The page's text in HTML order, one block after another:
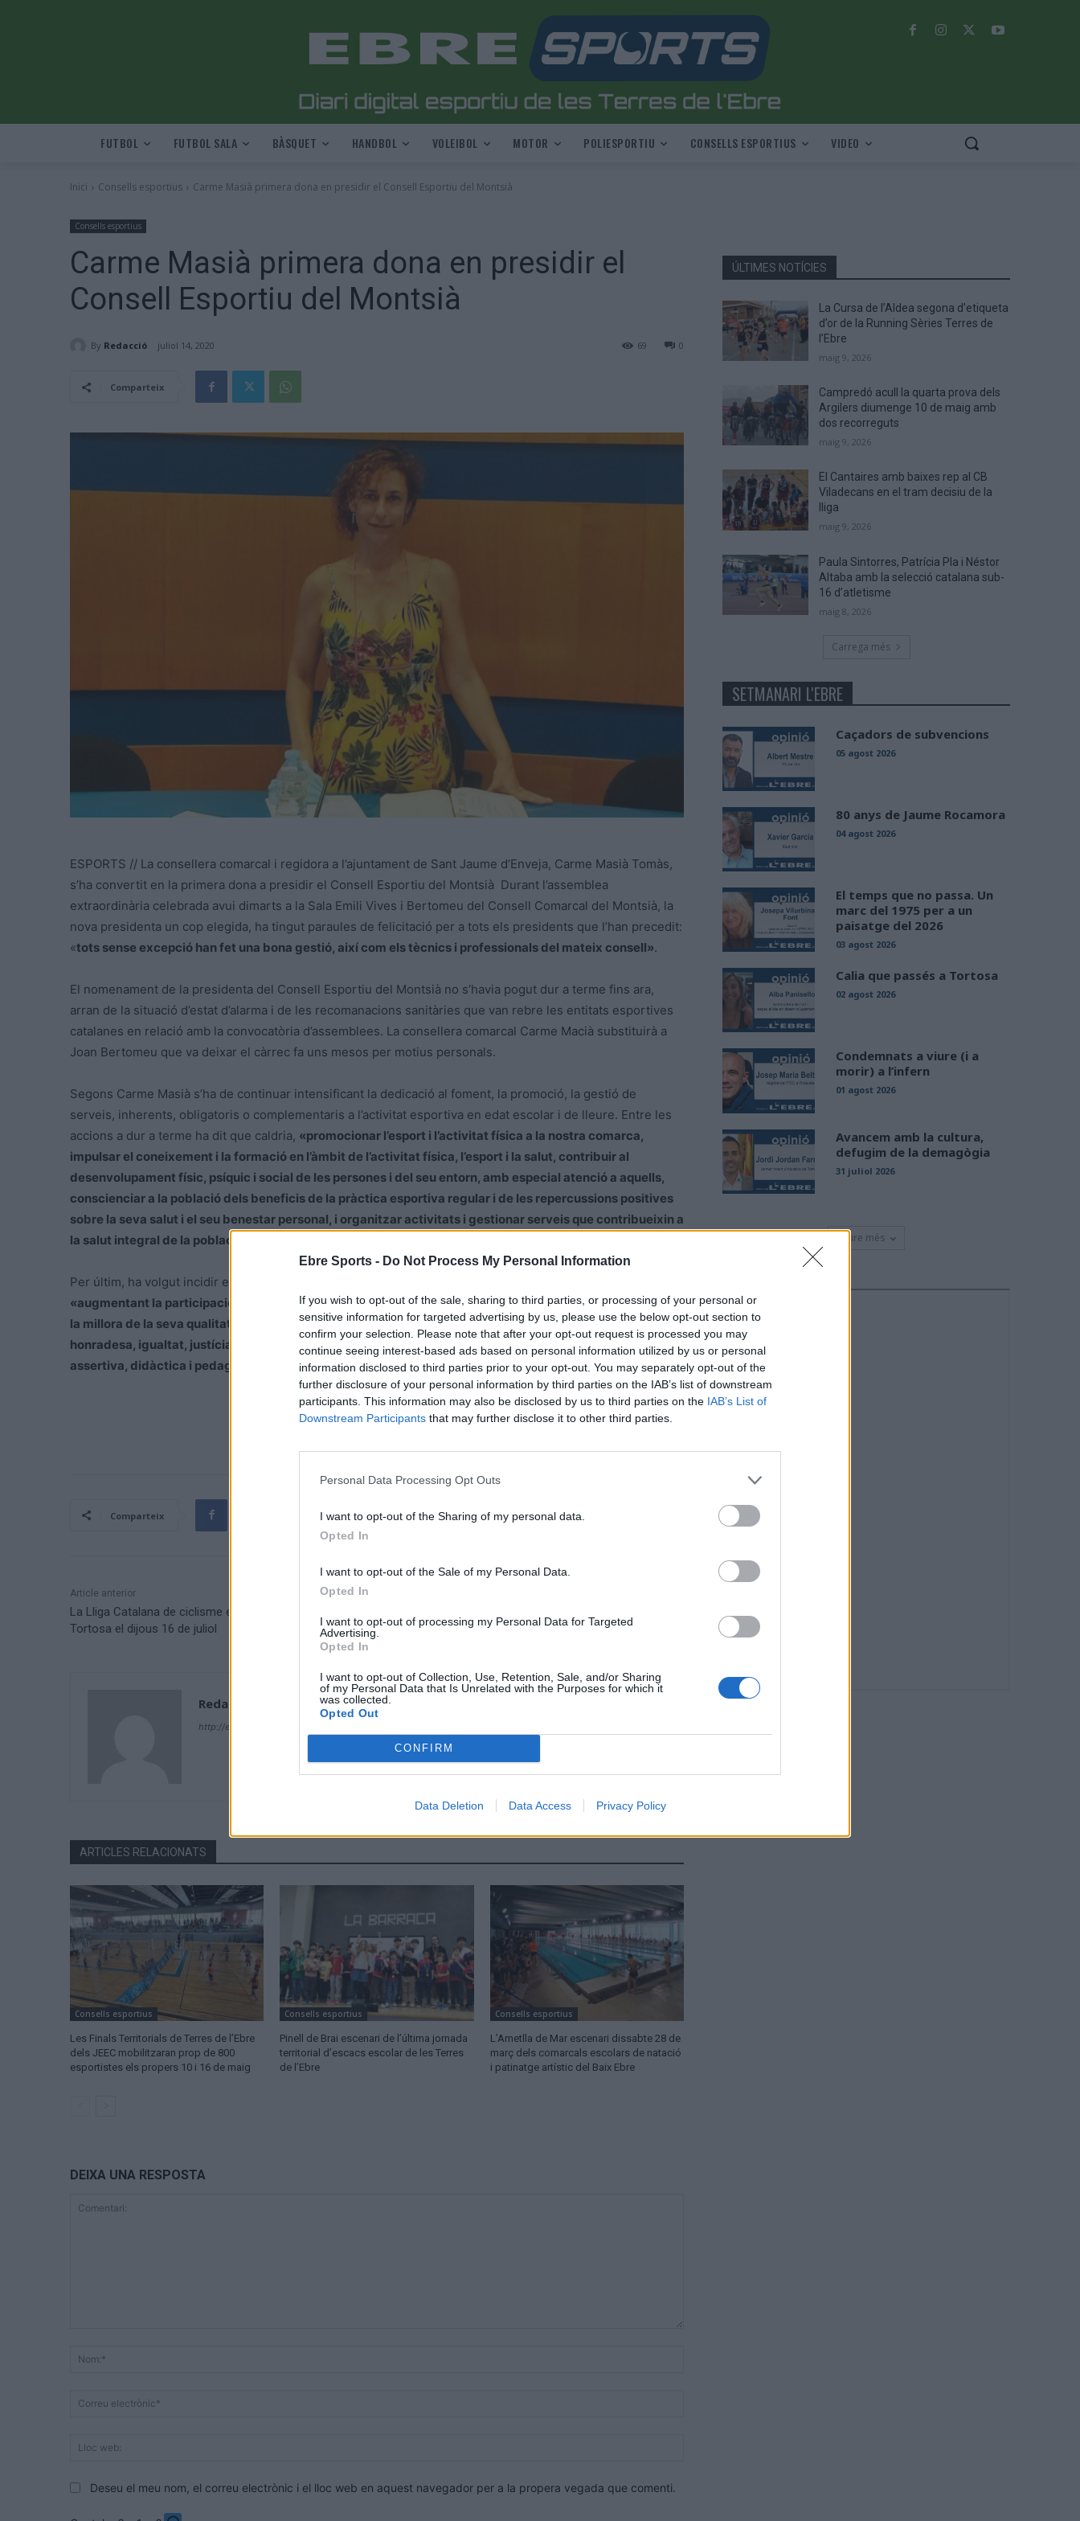
Ebre Sports - Do Not Process My Personal Information
If you wish to opt-out of the sale, sharing to third parties, or processing of your personal or
sensitive information for targeted advertising by us, please use the below opt-out section to
confirm your selection. Please note that after your opt-out request is processed you may
continue seeing interest-based ads based on personal information utilized by us or personal
information disclosed to third parties prior to your opt-out. You may separately opt-out of the
further disclosure of your personal information by third parties on the IAB’s list of downstream
participants. This information may also be disclosed by us to third parties on the IAB’s List of
Downstream Participants that may further disclose it to other third parties.
Personal Data Processing Opt Outs
I want to opt-out of the Sharing of my personal data.
Opted In
I want to opt-out of the Sale of my Personal Data.
Opted In
I want to opt-out of processing my Personal Data for Targeted
Advertising.
Opted In
I want to opt-out of Collection, Use, Retention, Sale, and/or Sharing
of my Personal Data that Is Unrelated with the Purposes for which it
was collected.
Opted Out
CONFIRM
Data Deletion Data Access Privacy Policy
FUTBOL FUTBOL SALA BÀSQUET HANDBOL VOLEIBOL MOTOR POLIESPORTIU CONSELLS ESPORTIUS VIDEO
Inici Consells esportius Carme Masià primera dona en presidir el Consell Esportiu del Montsià
Consells esportius
Carme Masià primera dona en presidir el
Consell Esportiu del Montsià
By Redacció juliol 14, 2020 0
69
Comparteix
ESPORTS // La consellera comarcal i regidora a l’ajuntament de Sant Jaume d’Enveja, Carme Masià Tomàs,
s’ha convertit en la primera dona a presidir el Consell Esportiu del Montsià Durant l’assemblea
extraordinària celebrada avui dimarts a la Sala Emili Vives i Bertomeu del Consell Comarcal del Montsià, la
nova presidenta un cop elegida, ha tingut paraules de felicitació per a tots els presidents que l’han precedit:
«tots sense excepció han fet una bona gestió, així com els tècnics i professionals del mateix consell».
El nomenament de la presidenta del Consell Esportiu del Montsià no s’havia pogut dur a terme fins ara,
arran de la situació d’estat d’alarma i de les recomanacions sanitàries que van rebre les entitats esportives
catalanes en relació amb la convocatòria d’assemblees. La consellera comarcal Carme Macià substituirà a
Joan Bertomeu que va deixar el càrrec fa uns mesos per motius personals.
Segons Carme Masià s’ha de continuar intensificant la dedicació al foment, la promoció, la gestió de
serveis, inherents, obligatoris o complementaris a l’activitat esportiva en edat escolar i de lleure. Entre les
accions a dur a terme ha dit que caldria, «promocionar l’esport i l’activitat física a la nostra comarca,
impulsar el coneixement i la formació en l’àmbit de l’activitat física, l’esport i la salut, contribuir al
desenvolupament físic, psíquic i social de les persones i del seu entorn, amb especial atenció a aquells,
conscienciar a la població dels beneficis de la pràctica esportiva regular i de les repercussions positives
sobre la seva salut i el seu benestar personal, i organitzar activitats i gestionar serveis que contribueixin a
la salut integral de la població i facilitar l’accés a tots els col·lectius»
Per últim, ha volgut incidir en aspectes relatius a l’educació en transmissió de valors esportius,
«augmentant la participació i hàbit de pràctica d’activitat física regular entre la població del Montsià per
la millora de la seva qualitat de vida, aprofundint en els valors de la competència, equitat, esforç,
honradesa, igualtat, justícia, llibertat, respecte, solidaritat i valentia. I sempre pensant en una filosofia
assertiva, didàctica i pedagògica»
Comparteix
Article anterior
La Lliga Catalana de ciclisme en pista fa parada a
Tortosa el dijous 16 de juliol
Redacció
http://ebresports.cat
ARTICLES RELACIONATS
Consells esportius
Les Finals Territorials de Terres de l’Ebre
dels JEEC mobilitzaran prop de 800
esportistes els propers 10 i 16 de maig
Consells esportius
Pinell de Brai escenari de l’última jornada
territorial d’escacs escolar de les Terres
de l’Ebre
Consells esportius
L’Ametlla de Mar escenari dissabte 28 de
març dels comarcals escolars de natació
i patinatge artístic del Baix Ebre
DEIXA UNA RESPOSTA
Deseu el meu nom, el correu electrònic i el lloc web en aquest navegador per a la propera vegada que comenti.
ÚLTIMES NOTÍCIES
La Cursa de l’Aldea segona d’etiqueta
d’or de la Running Sèries Terres de
l’Ebre
maig 9, 2026
Campredó acull la quarta prova dels
Argilers diumenge 10 de maig amb
dos recorreguts
maig 9, 2026
El Cantaires amb baixes rep al CB
Viladecans en el tram decisiu de la
lliga
maig 9, 2026
Paula Sintorres, Patrícia Pla i Néstor
Altaba amb la selecció catalana sub-
16 d’atletisme
maig 8, 2026
Carrega més
SETMANARI L'EBRE
Caçadors de subvencions
05 agost 2026
80 anys de Jaume Rocamora
04 agost 2026
El temps que no passa. Un
marc del 1975 per a un
paisatge del 2026
03 agost 2026
Calia que passés a Tortosa
02 agost 2026
Condemnats a viure (i a
morir) a l’infern
01 agost 2026
Avancem amb la cultura,
defugim de la demagògia
31 juliol 2026
Veure més